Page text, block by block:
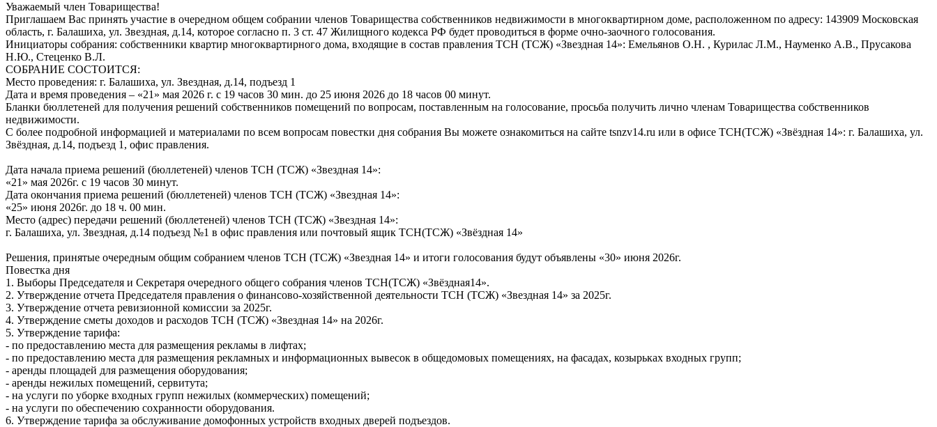
Уважаемый член Товарищества!
Приглашаем Вас принять участие в очередном общем собрании членов Товарищества собственников недвижимости в многоквартирном доме, расположенном по адресу: 143909 Московская
область, г. Балашиха, ул. Звездная, д.14, которое согласно п. 3 ст. 47 Жилищного кодекса РФ будет проводиться в форме очно-заочного голосования.
Инициаторы собрания: собственники квартир многоквартирного дома, входящие в состав правления ТСН (ТСЖ) «Звездная 14»: Емельянов О.Н. , Курилас Л.М., Науменко А.В., Прусакова
Н.Ю., Стеценко В.Л.
СОБРАНИЕ СОСТОИТСЯ:
Место проведения: г. Балашиха, ул. Звездная, д.14, подъезд 1
Дата и время проведения – «21» мая 2026 г. с 19 часов 30 мин. до 25 июня 2026 до 18 часов 00 минут.
Бланки бюллетеней для получения решений собственников помещений по вопросам, поставленным на голосование, просьба получить лично членам Товарищества собственников
недвижимости.
С более подробной информацией и материалами по всем вопросам повестки дня собрания Вы можете ознакомиться на сайте tsnzv14.ru или в офисе ТСН(ТСЖ) «Звёздная 14»: г. Балашиха, ул.
Звёздная, д.14, подъезд 1, офис правления.
Дата начала приема решений (бюллетеней) членов ТСН (ТСЖ) «Звездная 14»:
«21» мая 2026г. с 19 часов 30 минут.
Дата окончания приема решений (бюллетеней) членов ТСН (ТСЖ) «Звездная 14»:
«25» июня 2026г. до 18 ч. 00 мин.
Место (адрес) передачи решений (бюллетеней) членов ТСН (ТСЖ) «Звездная 14»:
г. Балашиха, ул. Звездная, д.14 подъезд №1 в офис правления или почтовый ящик ТСН(ТСЖ) «Звёздная 14»
Решения, принятые очередным общим собранием членов ТСН (ТСЖ) «Звездная 14» и итоги голосования будут объявлены «30» июня 2026г.
Повестка дня
1. Выборы Председателя и Секретаря очередного общего собрания членов ТСН(ТСЖ) «Звёздная14».
2. Утверждение отчета Председателя правления о финансово-хозяйственной деятельности ТСН (ТСЖ) «Звездная 14» за 2025г.
3. Утверждение отчета ревизионной комиссии за 2025г.
4. Утверждение сметы доходов и расходов ТСН (ТСЖ) «Звездная 14» на 2026г.
5. Утверждение тарифа:
- по предоставлению места для размещения рекламы в лифтах;
- по предоставлению места для размещения рекламных и информационных вывесок в общедомовых помещениях, на фасадах, козырьках входных групп;
- аренды площадей для размещения оборудования;
- аренды нежилых помещений, сервитута;
- на услуги по уборке входных групп нежилых (коммерческих) помещений;
- на услуги по обеспечению сохранности оборудования.
6. Утверждение тарифа за обслуживание домофонных устройств входных дверей подъездов.